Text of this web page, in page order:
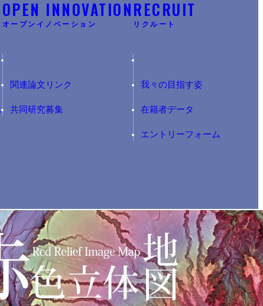
OPEN INNOVATION
オープンイノベーション
関連論文リンク
共同研究募集
RECRUIT
リクルート
我々の目指す姿
在籍者データ
エントリーフォーム